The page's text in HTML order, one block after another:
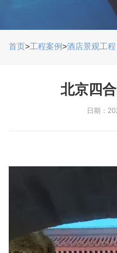
首页>工程案例>酒店景观工程
北京四
日期：